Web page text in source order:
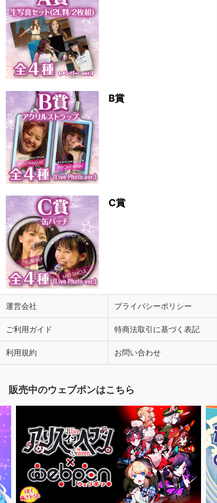
B賞
C賞
運営会社 プライバシーポリシー
ご利用ガイド 特商法取引に基づく表記
利用規約 お問い合わせ
販売中のウェブポンはこちら